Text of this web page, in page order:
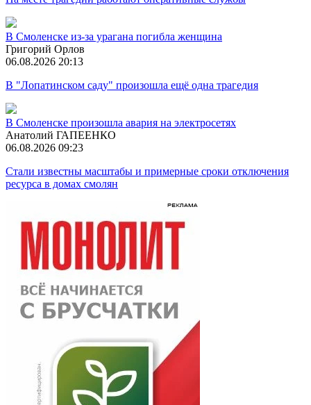
В Смоленске из-за урагана погибла женщина
Григорий Орлов
06.08.2026 20:13
В "Лопатинском саду" произошла ещё одна трагедия
В Смоленске произошла авария на электросетях
Анатолий ГАПЕЕНКО
06.08.2026 09:23
Стали известны масштабы и примерные сроки отключения
ресурса в домах смолян